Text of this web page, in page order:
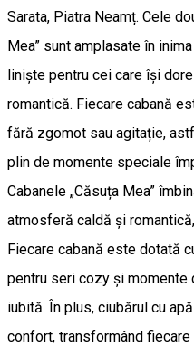
Sarata, Piatra Neamț. Cele
Mea” sunt amplasate în
liniște pentru cei care își
romantică. Fiecare cabană
fără zgomot sau agitație,
plin de momente speciale
Cabanele „Căsuța Mea”
atmosferă caldă și
Fiecare cabană este dotată
pentru seri cozy și momente
iubită. În plus, ciubărul cu
confort, transformând